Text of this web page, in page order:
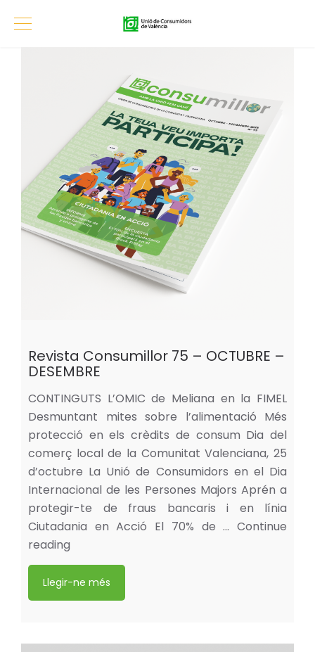
Revista Consumillor 75 – OCTUBRE –
DESEMBRE
CONTINGUTS L’OMIC de Meliana en la FIMEL
Desmuntant mites sobre l’alimentació Més
protecció en els crèdits de consum Dia del
comerç local de la Comunitat Valenciana, 25
d’octubre La Unió de Consumidors en el Dia
Internacional de les Persones Majors Aprén a
protegir-te de fraus bancaris i en línia
Ciutadania en Acció El 70% de … Continue
reading
Llegir-ne més